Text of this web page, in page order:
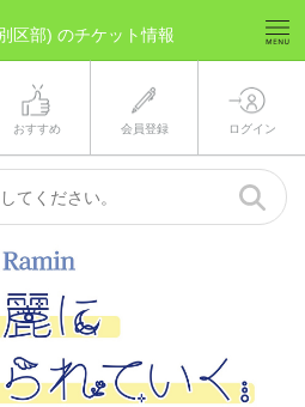
区部) のチケット情報
おすすめ 会員登録 ログイン